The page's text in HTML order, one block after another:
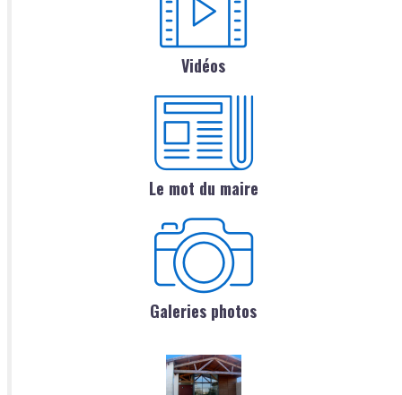
Vidéos
Le mot du maire
Galeries photos